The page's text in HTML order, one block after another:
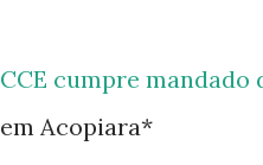
CCE cumpre
em Acopiara*